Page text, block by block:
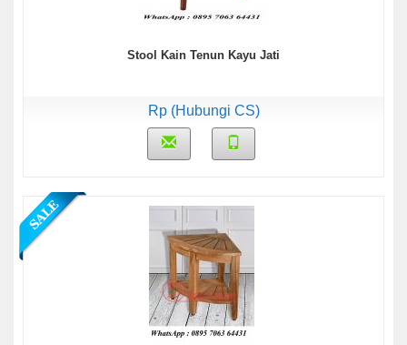
Stool Kain Tenun Kayu Jati
Rp (Hubungi CS)